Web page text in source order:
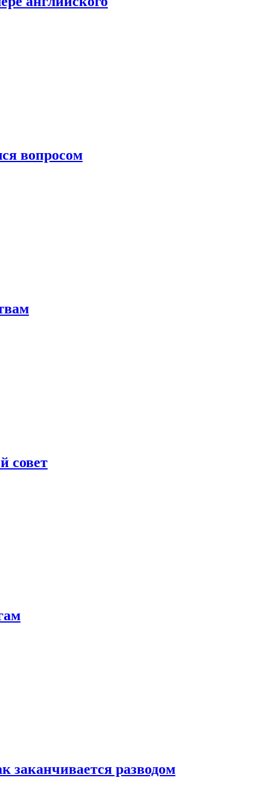
вопросом
совет
заканчивается разводом